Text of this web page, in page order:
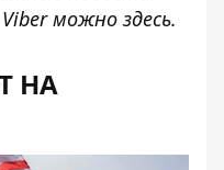
можно здесь.
НА